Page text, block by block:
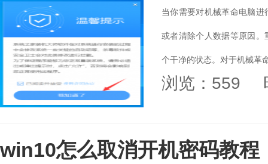
当你需要对机械革命电脑
或者清除个人数据等原因
个干净的状态。对于机械革
将为您介绍重装的...
浏览：559
win10怎么取消开机密码教程